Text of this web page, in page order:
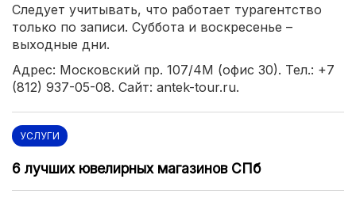
Следует учитывать, что работает турагентство
только по записи. Суббота и воскресенье –
выходные дни.
Адрес: Московский пр. 107/4М (офис 30). Тел.: +7
(812) 937-05-08. Сайт: antek-tour.ru.
УСЛУГИ
6 лучших ювелирных магазинов СПб